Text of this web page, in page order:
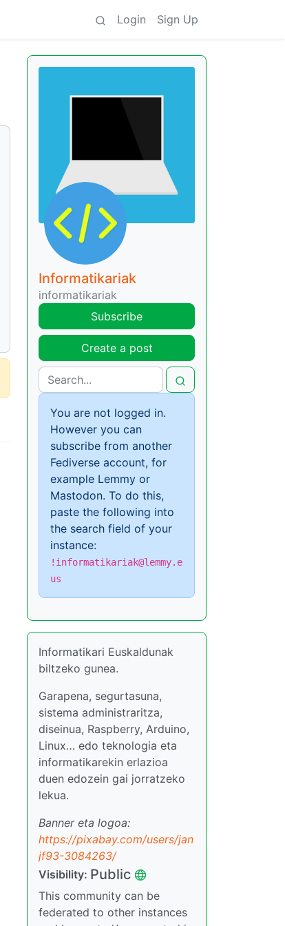
Login Sign Up
Informatikariak
informatikariak
Subscribe
Create a post
You are not logged in.
However you can
subscribe from another
Fediverse account, for
example Lemmy or
Mastodon. To do this,
paste the following into
the search field of your
instance:
!informatikariak@lemmy.e
us
Informatikari Euskaldunak
biltzeko gunea.
Garapena, segurtasuna,
sistema administraritza,
diseinua, Raspberry, Arduino,
Linux… edo teknologia eta
informatikarekin erlazioa
duen edozein gai jorratzeko
lekua.
Banner eta logoa:
https://pixabay.com/users/jan
jf93-3084263/
Visibility: Public
This community can be
federated to other instances